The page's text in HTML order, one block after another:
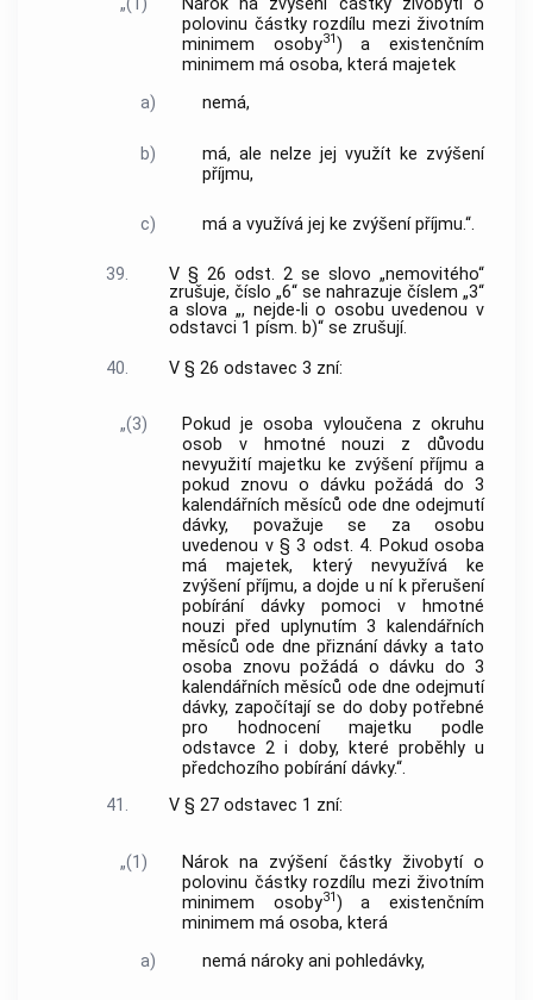
polovinu částky rozdílu mezi životním
minimem osoby31) a existenčním
minimem má osoba, která majetek
a)
nemá,
b)
má, ale nelze jej využít ke zvýšení
příjmu,
c) má a využívá jej ke zvýšení příjmu.“.
39.
V § 26 odst. 2 se slovo „nemovitého“
zrušuje, číslo „6“ se nahrazuje číslem „3“
a slova „, nejde-li o osobu uvedenou v
odstavci 1 písm. b)“ se zrušují.
40.
V § 26 odstavec 3 zní:
„(3)
Pokud je osoba vyloučena z okruhu
osob v hmotné nouzi z důvodu
nevyužití majetku ke zvýšení příjmu a
pokud znovu o dávku požádá do 3
kalendářních měsíců ode dne odejmutí
dávky, považuje se za osobu
uvedenou v § 3 odst. 4. Pokud osoba
má majetek, který nevyužívá ke
zvýšení příjmu, a dojde u ní k přerušení
pobírání dávky pomoci v hmotné
nouzi před uplynutím 3 kalendářních
měsíců ode dne přiznání dávky a tato
osoba znovu požádá o dávku do 3
kalendářních měsíců ode dne odejmutí
dávky, započítají se do doby potřebné
pro hodnocení majetku podle
odstavce 2 i doby, které proběhly u
předchozího pobírání dávky.“.
41.
V § 27 odstavec 1 zní:
„(1)
Nárok na zvýšení částky živobytí o
polovinu částky rozdílu mezi životním
minimem osoby31) a existenčním
minimem má osoba, která
a)
nemá nároky ani pohledávky,